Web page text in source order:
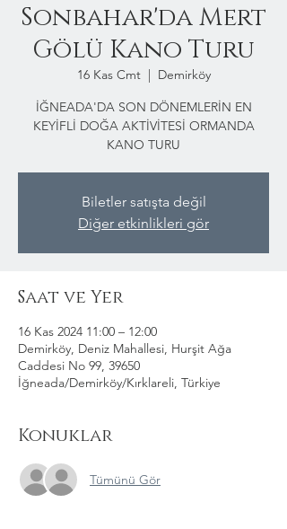
Sonbahar'da Mert
Gölü Kano Turu
16 Kas Cmt
  |
Demirköy
İĞNEADA'DA SON DÖNEMLERİN EN
KEYİFLİ DOĞA AKTİVİTESİ ORMANDA
KANO TURU
Biletler satışta değil
Diğer etkinlikleri gör
Saat ve Yer
16 Kas 2024 11:00 – 12:00
Demirköy, Deniz Mahallesi, Hurşit Ağa
Caddesi No 99, 39650
İğneada/Demirköy/Kırklareli, Türkiye
Konuklar
Tümünü Gör